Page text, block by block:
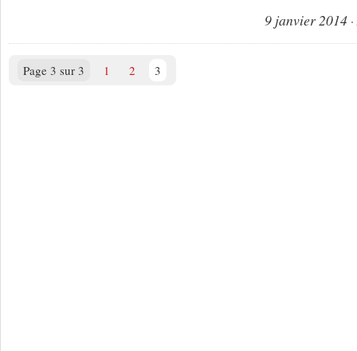
9 janvier 2014
Page 3 sur 3 1 2 3